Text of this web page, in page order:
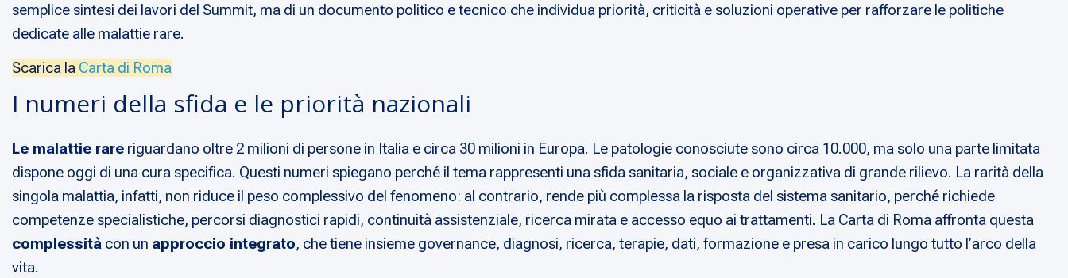
semplice sintesi dei lavori del Summit, ma di un documento politico e tecnico che individua priorità, criticità e soluzioni operative per rafforzare le politiche
dedicate alle malattie rare.
Scarica la Carta di Roma
I numeri della sfida e le priorità nazionali
Le malattie rare riguardano oltre 2 milioni di persone in Italia e circa 30 milioni in Europa. Le patologie conosciute sono circa 10.000, ma solo una parte limitata
dispone oggi di una cura specifica. Questi numeri spiegano perché il tema rappresenti una sfida sanitaria, sociale e organizzativa di grande rilievo. La rarità della
singola malattia, infatti, non riduce il peso complessivo del fenomeno: al contrario, rende più complessa la risposta del sistema sanitario, perché richiede
competenze specialistiche, percorsi diagnostici rapidi, continuità assistenziale, ricerca mirata e accesso equo ai trattamenti. La Carta di Roma affronta questa
complessità con un approccio integrato, che tiene insieme governance, diagnosi, ricerca, terapie, dati, formazione e presa in carico lungo tutto l’arco della
vita.